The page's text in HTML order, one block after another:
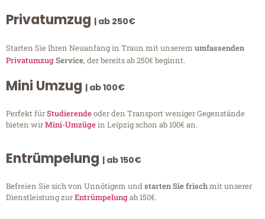
Privatumzug | ab 250€
Starten Sie Ihren Neuanfang in Traun mit unserem umfassenden
PrivatumzugService, der bereits ab 250€ beginnt.
Mini Umzug | ab 100€
Perfekt fürStudierendeoder den Transport weniger Gegenstände
bieten wirMini-Umzügein Leipzig schon ab 100€ an.
Entrümpelung | ab 150€
Befreien Sie sich von Unnötigem undstarten Sie frischmit unserer
Dienstleistung zurEntrümpelungab 150€.